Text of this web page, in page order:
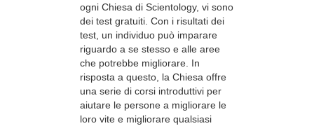
ogni Chiesa di Scientology, vi sono
dei test gratuiti. Con i risultati dei
test, un individuo può imparare
riguardo a se stesso e alle aree
che potrebbe migliorare. In
risposta a questo, la Chiesa offre
una serie di corsi introduttivi per
aiutare le persone a migliorare le
loro vite e migliorare qualsiasi